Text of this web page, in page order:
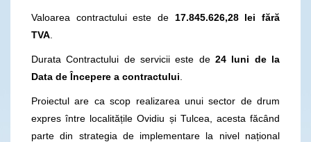
Valoarea contractului este de 17.845.626,28lei fără
TVA
Durata Contractului de servicii este de 24 luni de la
Data de Începere a contractului
Proiectul are ca scop realizarea unui sector de drum
expres între localitățile Ovidiu și Tulcea, acesta făcând
parte din strategia de implementare la nivel național